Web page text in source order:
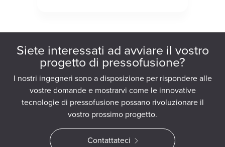
Siete interessati ad avviare il vostro
progetto di pressofusione?
I nostri ingegneri sono a disposizione per rispondere alle
vostre domande e mostrarvi come le innovative
tecnologie di pressofusione possano rivoluzionare il
vostro prossimo progetto.
Contattateci